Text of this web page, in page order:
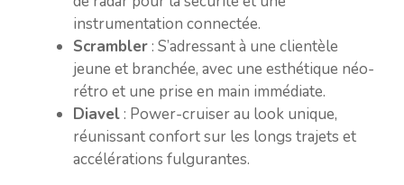
instrumentation connectée.
Scrambler : S’adressant à une clientèle
jeune et branchée, avec une esthétique néo-
rétro et une prise en main immédiate.
Diavel : Power-cruiser au look unique,
réunissant confort sur les longs trajets et
accélérations fulgurantes.